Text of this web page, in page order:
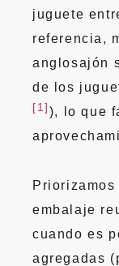
juguete
referencia,
anglosajón
de los
[1]), lo que
embalaje
cuando es
agregadas